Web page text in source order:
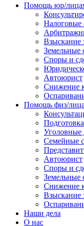
Помощь юр/
Налоговые
Взыскание
Земельные
Споры и
Автоюрист
Снижение
Помощь физ/
Уголовные
Семейные
Автоюрист
Споры и
Земельные
Снижение
Взыскание
Наши дела
О нас